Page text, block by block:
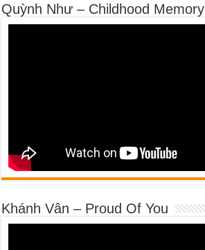
Quỳnh Như – Childhood Memory
Khánh Vân – Proud Of You